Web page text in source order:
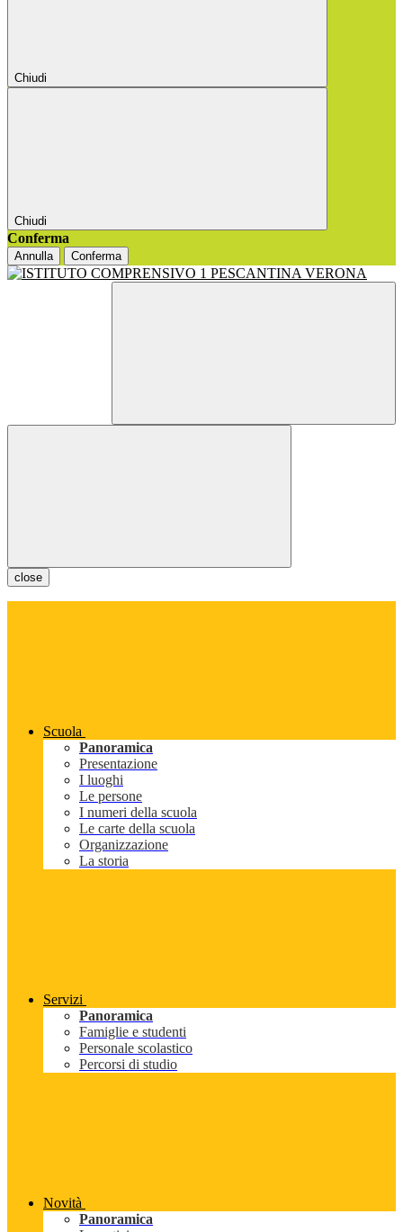
Chiudi
Chiudi
Conferma
Annulla Conferma
close
Scuola
Panoramica
Presentazione
I luoghi
Le persone
I numeri della scuola
Le carte della scuola
Organizzazione
La storia
Servizi
Panoramica
Famiglie e studenti
Personale scolastico
Percorsi di studio
Novità
Panoramica